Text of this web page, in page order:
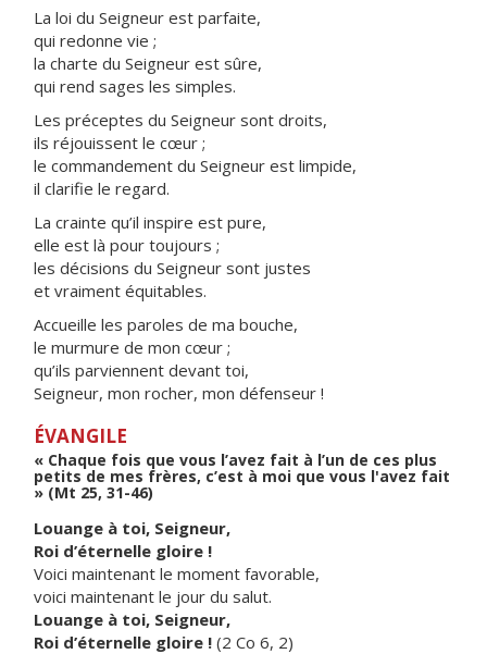
La loi du Seigneur est parfaite,
qui redonne vie ;
la charte du Seigneur est sûre,
qui rend sages les simples.
Les préceptes du Seigneur sont droits,
ils réjouissent le cœur ;
le commandement du Seigneur est limpide,
il clarifie le regard.
La crainte qu’il inspire est pure,
elle est là pour toujours ;
les décisions du Seigneur sont justes
et vraiment équitables.
Accueille les paroles de ma bouche,
le murmure de mon cœur ;
qu’ils parviennent devant toi,
Seigneur, mon rocher, mon défenseur !
ÉVANGILE
« Chaque fois que vous l’avez fait à l’un de ces plus
petits de mes frères, c’est à moi que vous l'avez fait
» (Mt 25, 31-46)
Louange à toi, Seigneur,
Roi d’éternelle gloire !
Voici maintenant le moment favorable,
voici maintenant le jour du salut.
Louange à toi, Seigneur,
Roi d’éternelle gloire ! (2 Co 6, 2)